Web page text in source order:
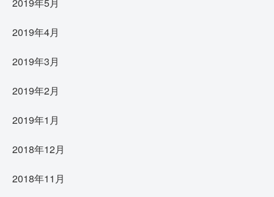
2019年5月
2019年4月
2019年3月
2019年2月
2019年1月
2018年12月
2018年11月